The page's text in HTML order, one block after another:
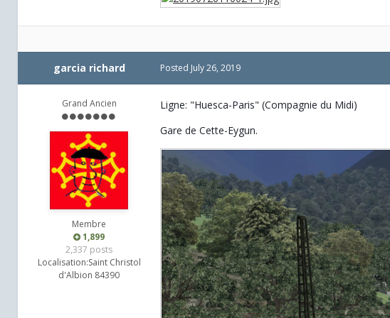
garcia richard
Grand Ancien
Membre
1,899
2,337 posts
Localisation:Saint Christol
d'Albion 84390
Posted July 26, 2019
Ligne: "Huesca-Paris" (Compagnie du Midi)
Gare de Cette-Eygun.